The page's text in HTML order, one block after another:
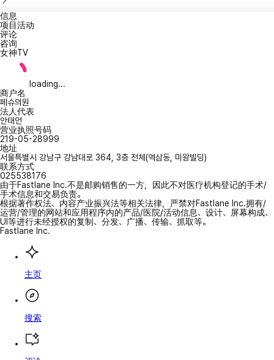
信息
项目活动
评论
咨询
女神TV
loading...
商户名
페슈의원
法人代表
안태언
营业执照号码
219-05-28999
地址
서울특별시 강남구 강남대로 364, 3층 전체(역삼동, 미왕빌딩)
联系方式
025538176
由于Fastlane Inc.不是邮购销售的一方，因此不对医疗机构登记的手术/
手术信息和交易负责。
根据著作权法、内容产业振兴法等相关法律，严禁对Fastlane Inc.拥有/
运营/管理的网站和应用程序内的产品/医院/活动信息、设计、屏幕构成、
UI等进行未经授权的复制、分发、广播、传输、抓取等。
Fastlane Inc.
主页
搜索